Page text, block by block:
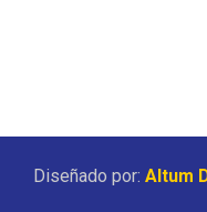
Diseñado por: Altum